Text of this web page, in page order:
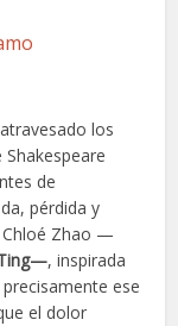
los
de
pérdida y
Chloé Zhao —
, inspirada
ese
el dolor